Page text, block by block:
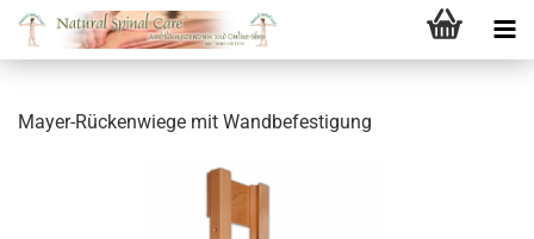
Mayer-Rückenwiege mit Wandbefestigung